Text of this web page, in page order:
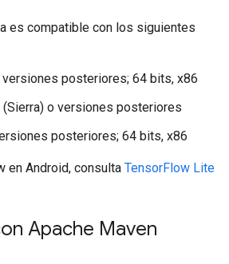
es compatible con los siguientes
versiones posteriores; 64 bits, x86
(Sierra) o versiones posteriores
posteriores; 64 bits, x86
en Android, consulta TensorFlow Lite
Apache Maven